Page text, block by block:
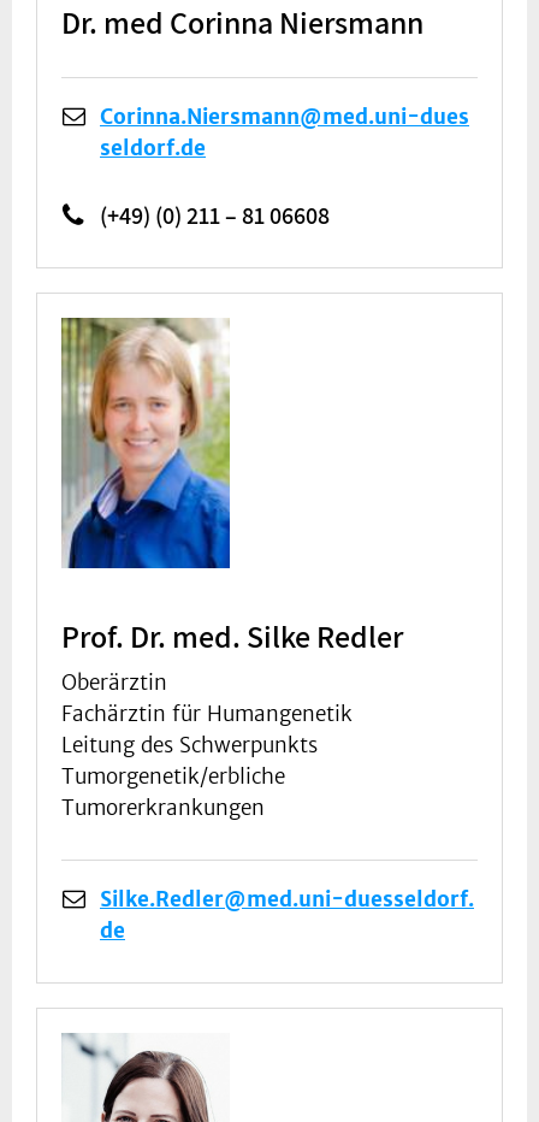
Dr. med Corinna Niersmann
Corinna.Niersmann@med.uni-dues
seldorf.de
(+49) (0) 211 – 81 06608
Prof. Dr. med. Silke Redler
Oberärztin
Fachärztin für Humangenetik
Leitung des Schwerpunkts
Tumorgenetik/erbliche
Tumorerkrankungen
Silke.Redler@med.uni-duesseldorf.
de